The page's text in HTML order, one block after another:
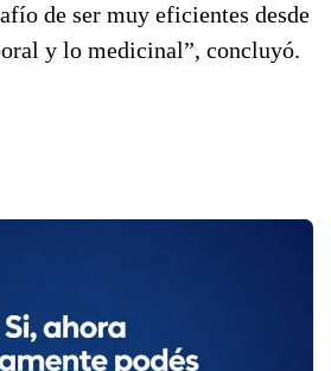
de ser muy eficientes desde
y lo medicinal”, concluyó.